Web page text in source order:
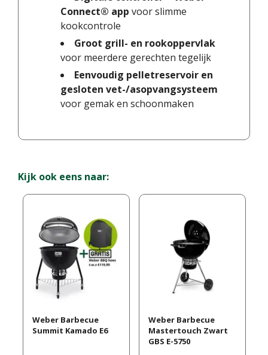
Connect® app voor slimme
kookcontrole
Groot grill- en rookoppervlak
voor meerdere gerechten tegelijk
Eenvoudig pelletreservoir en
gesloten vet-/asopvangsysteem
voor gemak en schoonmaken
Kijk ook eens naar:
Weber Barbecue
Summit Kamado E6
Weber Barbecue
Mastertouch Zwart
GBS E-5750